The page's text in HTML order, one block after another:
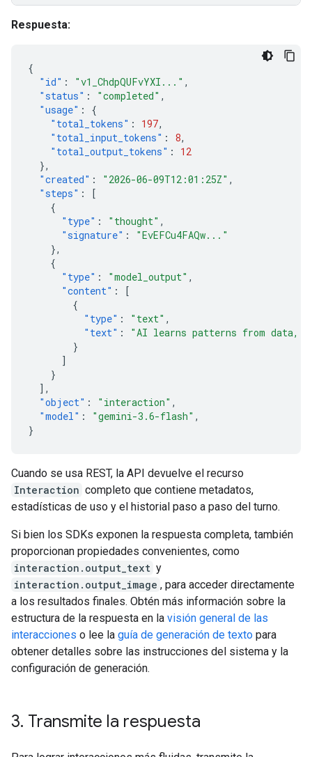
Respuesta:
{
"id" : "v1_ChdpQUFvYXI..." ,
"status" : "completed" ,
"usage" :
{
"total_tokens" : 197,
"total_input_tokens" : 8,
"total_output_tokens" :
12
},
"created" : "2026-06-09T12:01:25Z" ,
"steps" :
[
{
"type" : "thought" ,
"signature" :
"EvEFCu4FAQw..."
},
{
"type" : "model_output" ,
"content" :
[
{
"type" : "text" ,
"text" :
"AI learns patterns from data,
}
]
}
],
"object" : "interaction" ,
"model" : "gemini-3.6-flash" ,
}
Cuando se usa REST, la API devuelve el recurso
Interaction completo que contiene metadatos,
estadísticas de uso y el historial paso a paso del turno.
Si bien los SDKs exponen la respuesta completa, también
proporcionan propiedades convenientes, como
interaction.output_text y
interaction.output_image , para acceder directamente
a los resultados finales. Obtén más información sobre la
estructura de la respuesta en la visión general de las
interacciones o lee la guía de generación de texto para
obtener detalles sobre las instrucciones del sistema y la
configuración de generación.
3. Transmite la respuesta